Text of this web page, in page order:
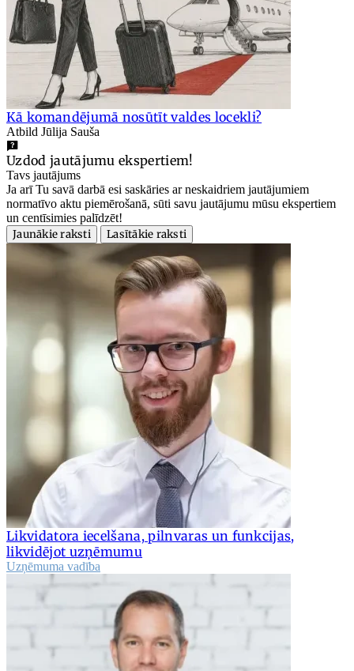
Kā komandējumā nosūtīt valdes locekli?
Atbild Jūlija Sauša
Uzdod jautājumu ekspertiem!
Tavs jautājums
Ja arī Tu savā darbā esi saskāries ar neskaidriem jautājumiem
normatīvo aktu piemērošanā, sūti savu jautājumu mūsu ekspertiem
un centīsimies palīdzēt!
Jaunākie raksti
Lasītākie raksti
Likvidatora iecelšana, pilnvaras un funkcijas,
likvidējot uzņēmumu
Uzņēmuma vadība